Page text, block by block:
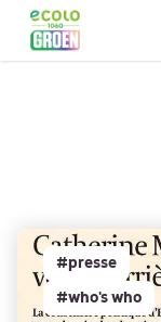
Ouvrir le menu
#presse
#who's who